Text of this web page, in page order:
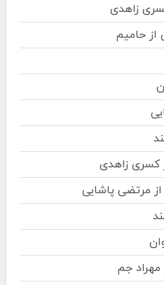
زاهدی
حامیم
کسری زاهدی
مرتضی پاشایی
جم